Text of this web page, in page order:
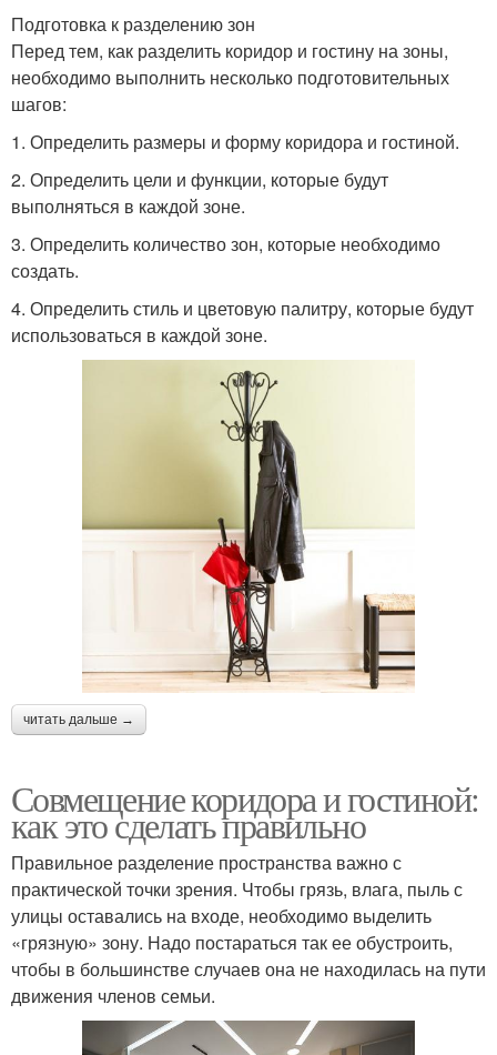
Подготовка к разделению зон
Перед тем, как разделить коридор и гостину на зоны,
необходимо выполнить несколько подготовительных
шагов:
1. Определить размеры и форму коридора и гостиной.
2. Определить цели и функции, которые будут
выполняться в каждой зоне.
3. Определить количество зон, которые необходимо
создать.
4. Определить стиль и цветовую палитру, которые будут
использоваться в каждой зоне.
читать дальше →
Совмещение коридора и гостиной:
как это сделать правильно
Правильное разделение пространства важно с
практической точки зрения. Чтобы грязь, влага, пыль с
улицы оставались на входе, необходимо выделить
«грязную» зону. Надо постараться так ее обустроить,
чтобы в большинстве случаев она не находилась на пути
движения членов семьи.